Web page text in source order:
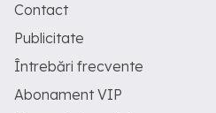
Contact
Publicitate
Întrebări frecvente
Abonament VIP